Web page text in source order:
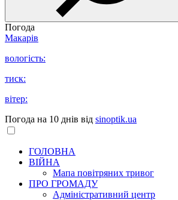
Погода
Макарів
вологість:
тиск:
вітер:
Погода на 10 днів від sinoptik.ua
ГОЛОВНА
ВІЙНА
Мапа повітряних тривог
ПРО ГРОМАДУ
Aдміністративний центр